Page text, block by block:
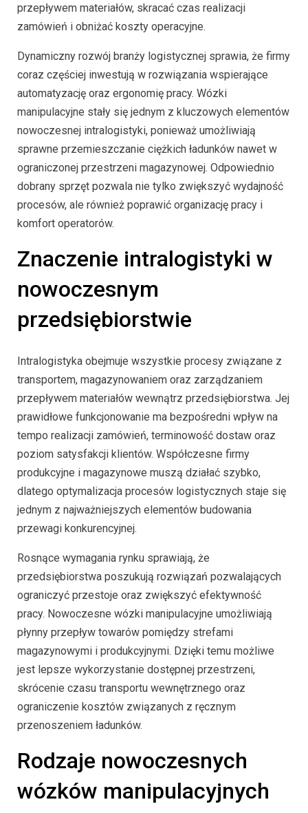
przepływem materiałów, skracać czas realizacji
zamówień i obniżać koszty operacyjne.
Dynamiczny rozwój branży logistycznej sprawia, że firmy
coraz częściej inwestują w rozwiązania wspierające
automatyzację oraz ergonomię pracy. Wózki
manipulacyjne stały się jednym z kluczowych elementów
nowoczesnej intralogistyki, ponieważ umożliwiają
sprawne przemieszczanie ciężkich ładunków nawet w
ograniczonej przestrzeni magazynowej. Odpowiednio
dobrany sprzęt pozwala nie tylko zwiększyć wydajność
procesów, ale również poprawić organizację pracy i
komfort operatorów.
Znaczenie intralogistyki w
nowoczesnym
przedsiębiorstwie
Intralogistyka obejmuje wszystkie procesy związane z
transportem, magazynowaniem oraz zarządzaniem
przepływem materiałów wewnątrz przedsiębiorstwa. Jej
prawidłowe funkcjonowanie ma bezpośredni wpływ na
tempo realizacji zamówień, terminowość dostaw oraz
poziom satysfakcji klientów. Współczesne firmy
produkcyjne i magazynowe muszą działać szybko,
dlatego optymalizacja procesów logistycznych staje się
jednym z najważniejszych elementów budowania
przewagi konkurencyjnej.
Rosnące wymagania rynku sprawiają, że
przedsiębiorstwa poszukują rozwiązań pozwalających
ograniczyć przestoje oraz zwiększyć efektywność
pracy. Nowoczesne wózki manipulacyjne umożliwiają
płynny przepływ towarów pomiędzy strefami
magazynowymi i produkcyjnymi. Dzięki temu możliwe
jest lepsze wykorzystanie dostępnej przestrzeni,
skrócenie czasu transportu wewnętrznego oraz
ograniczenie kosztów związanych z ręcznym
przenoszeniem ładunków.
Rodzaje nowoczesnych
wózków manipulacyjnych